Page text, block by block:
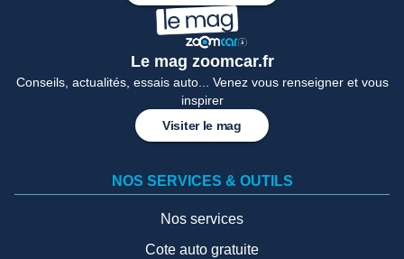
Le mag zoomcar.fr
Conseils, actualités, essais auto... Venez vous renseigner et vous
inspirer
Visiter le mag
NOS SERVICES & OUTILS
Nos services
Cote auto gratuite